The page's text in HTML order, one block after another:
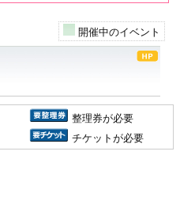
開催中のイベント
整理券が必要
チケットが必要